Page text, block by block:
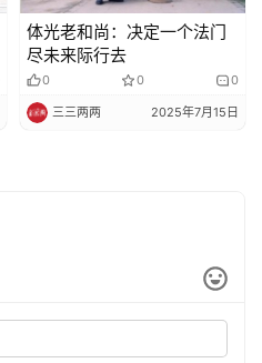
体光老和尚：决定一个法门
尽未来际行去
0 0 0
三三两两 2025年7月15日